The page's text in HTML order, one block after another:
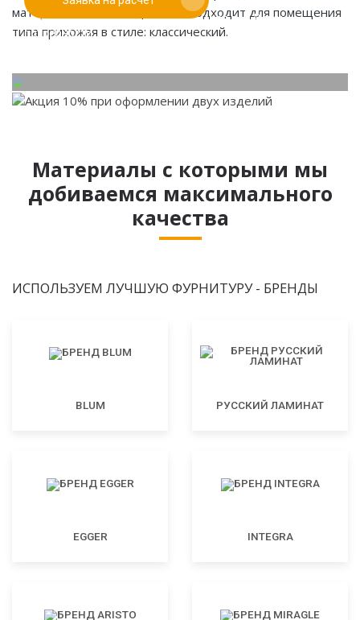
материалы: массив. Идеально подходит для помещения
типа прихожая в стиле: классический.
Работаем только по индивидуальным проектам.
Адаптируем лучшие идеи дизайнеров под Ваши
потребности.
Материалы с которыми мы
добиваемся максимального
качества
ИСПОЛЬЗУЕМ ЛУЧШУЮ ФУРНИТУРУ - БРЕНДЫ
BLUM РУССКИЙ ЛАМИНАТ
EGGER INTEGRA